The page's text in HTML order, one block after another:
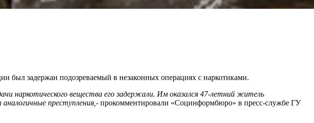
задержан подозреваемый в незаконных операциях с наркотиками.
наркотического вещества его задержали. Им оказался 47-летний житель
преступления,- прокомментировали «Социнформбюро» в пресс-службе ГУ